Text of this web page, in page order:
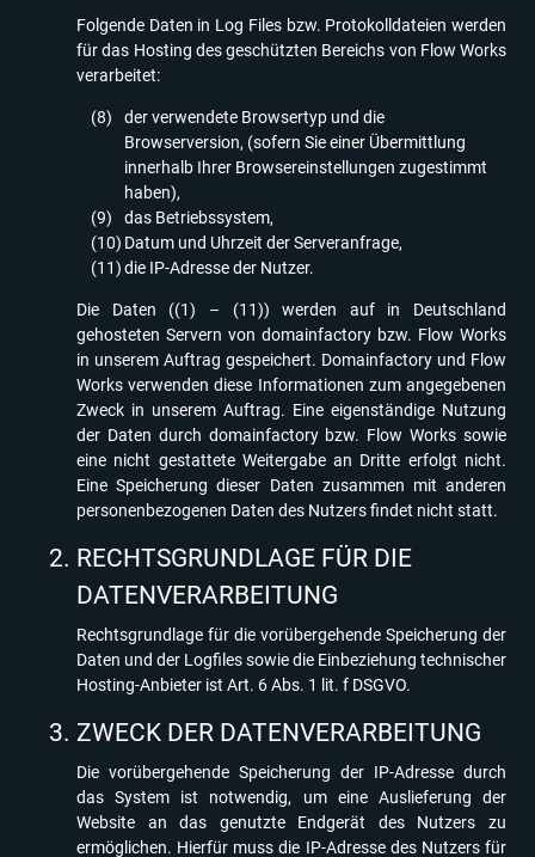
Folgende Daten in Log Files bzw. Protokolldateien werden
für das Hosting des geschützten Bereichs von Flow Works
verarbeitet:
der verwendete Browsertyp und die
Browserversion, (sofern Sie einer Übermittlung
innerhalb Ihrer Browsereinstellungen zugestimmt
haben),
das Betriebssystem,
Datum und Uhrzeit der Serveranfrage,
die IP-Adresse der Nutzer.
Die Daten ((1) – (11)) werden auf in Deutschland
gehosteten Servern von domainfactory bzw. Flow Works
in unserem Auftrag gespeichert. Domainfactory und Flow
Works verwenden diese Informationen zum angegebenen
Zweck in unserem Auftrag. Eine eigenständige Nutzung
der Daten durch domainfactory bzw. Flow Works sowie
eine nicht gestattete Weitergabe an Dritte erfolgt nicht.
Eine Speicherung dieser Daten zusammen mit anderen
personenbezogenen Daten des Nutzers findet nicht statt.
RECHTSGRUNDLAGE FÜR DIE
DATENVERARBEITUNG
Rechtsgrundlage für die vorübergehende Speicherung der
Daten und der Logfiles sowie die Einbeziehung technischer
Hosting-Anbieter ist Art. 6 Abs. 1 lit. f DSGVO.
ZWECK DER DATENVERARBEITUNG
Die vorübergehende Speicherung der IP-Adresse durch
das System ist notwendig, um eine Auslieferung der
Website an das genutzte Endgerät des Nutzers zu
ermöglichen. Hierfür muss die IP-Adresse des Nutzers für